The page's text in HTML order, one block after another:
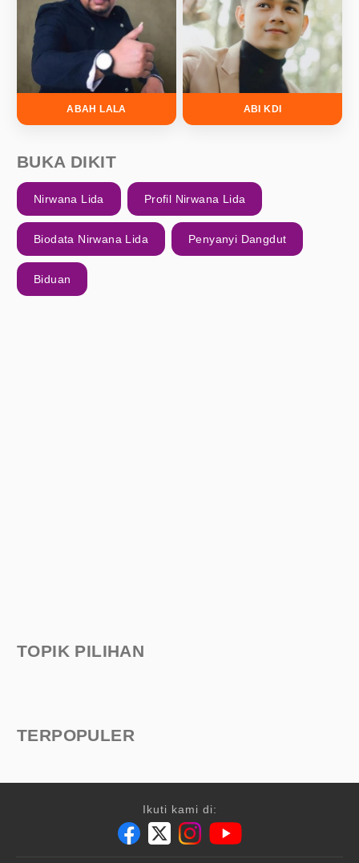
ABAH LALA ABI KDI
BUKA DIKIT
Nirwana Lida Profil Nirwana Lida
Biodata Nirwana Lida Penyanyi Dangdut
Biduan
TOPIK PILIHAN
TERPOPULER
Ikuti kami di: